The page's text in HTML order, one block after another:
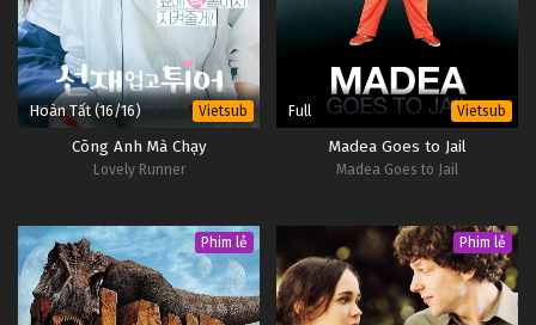
Hoàn Tất (16/16) Vietsub
Cõng Anh Mà Chạy
Lovely Runner
Full Vietsub
Madea Goes to Jail
Madea Goes to Jail
Phim lẻ Phim lẻ